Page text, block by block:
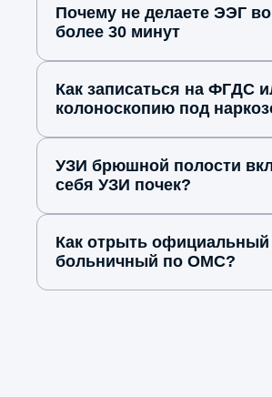
10 марта, 2026
5.0
Обследовался у Алексея
Александровича Мартынюка.
провел профессионально,
рекомендации по образу жизни.
Врач знает свое дело идеально!
Почему не делаете ЭЭГ
более 30 минут
Как записаться на ФГДС
колоноскопию под
УЗИ брюшной полости
себя УЗИ почек?
Как отрыть официальный
больничный по ОМС?